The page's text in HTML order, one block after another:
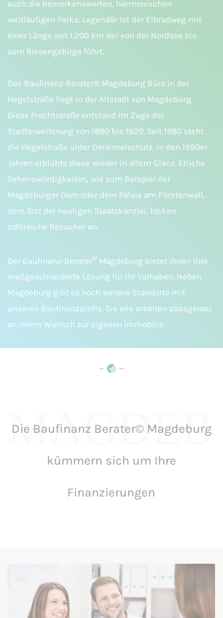
auch die bemerkenswerten, harmonischen
weitläufigen Parks. Legendär ist der Elbradweg mit
einer Länge von 1.200 km der von der Nordsee bis
zum Riesengebirge führt.
Das Baufinanz-Berater® Magdeburg Büro in der
Hegelstraße liegt in der Altstadt von Magdeburg.
Diese Prachtstraße entstand im Zuge der
Stadterweiterung von 1880 bis 1920. Seit 1980 steht
die Hegelstraße unter Denkmalschutz. In den 1990er
Jahren erblühte diese wieder in altem Glanz. Etliche
Sehenswürdigkeiten, wie zum Beispiel der
Magdeburger Dom oder dem Palais am Fürstenwall,
dem Sitz der heutigen Staatskanzlei, locken
zahlreiche Besucher an.
Der Baufinanz-Berater® Magdeburg bietet Ihnen Ihre
maßgeschneiderte Lösung für Ihr Vorhaben. Neben
Magdeburg gibt es noch weitere Standorte mit
unseren Baufinanzprofis. Sie alle arbeiten passgenau
an Ihrem Wunsch zur eigenen Immobilie.
Die Baufinanz Berater© Magdeburg
kümmern sich um Ihre
Finanzierungen